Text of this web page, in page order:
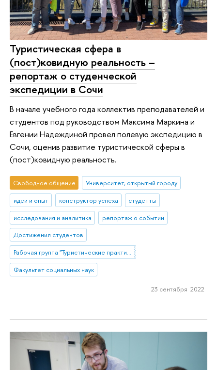
Туристическая сфера в
(пост)ковидную реальность –
репортаж о студенческой
экспедиции в Сочи
В начале учебного года коллектив преподавателей и
студентов под руководством Максима Маркина и
Евгении Надеждиной провел полевую экспедицию в
Сочи, оценив развитие туристической сферы в
(пост)ковидную реальность.
Свободное общение
Университет, открытый городу
идеи и опыт
конструктор успеха
студенты
исследования и аналитика
репортаж о событии
Достижения студентов
Рабочая группа "Туристические практики населения под воздействием внешних шоков: возможности и ограничения изучения опросными и не-опросными методами"
Факультет социальных наук
23 сентября 2022